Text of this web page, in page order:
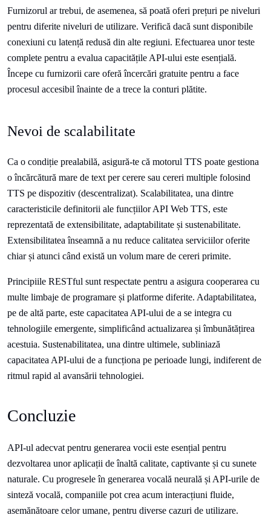
Furnizorul ar trebui, de asemenea, să poată oferi prețuri pe niveluri
pentru diferite niveluri de utilizare. Verifică dacă sunt disponibile
conexiuni cu latență redusă din alte regiuni. Efectuarea unor teste
complete pentru a evalua capacitățile API-ului este esențială.
Începe cu furnizorii care oferă încercări gratuite pentru a face
procesul accesibil înainte de a trece la conturi plătite.
Nevoi de scalabilitate
Ca o condiție prealabilă, asigură-te că motorul TTS poate gestiona
o încărcătură mare de text per cerere sau cereri multiple folosind
TTS pe dispozitiv (descentralizat). Scalabilitatea, una dintre
caracteristicile definitorii ale funcțiilor API Web TTS, este
reprezentată de extensibilitate, adaptabilitate și sustenabilitate.
Extensibilitatea înseamnă a nu reduce calitatea serviciilor oferite
chiar și atunci când există un volum mare de cereri primite.
Principiile RESTful sunt respectate pentru a asigura cooperarea cu
multe limbaje de programare și platforme diferite. Adaptabilitatea,
pe de altă parte, este capacitatea API-ului de a se integra cu
tehnologiile emergente, simplificând actualizarea și îmbunătățirea
acestuia. Sustenabilitatea, una dintre ultimele, subliniază
capacitatea API-ului de a funcționa pe perioade lungi, indiferent de
ritmul rapid al avansării tehnologiei.
Concluzie
API-ul adecvat pentru generarea vocii este esențial pentru
dezvoltarea unor aplicații de înaltă calitate, captivante și cu sunete
naturale. Cu progresele în generarea vocală neurală și API-urile de
sinteză vocală, companiile pot crea acum interacțiuni fluide,
asemănătoare celor umane, pentru diverse cazuri de utilizare.